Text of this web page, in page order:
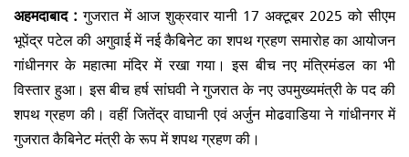
अहमदाबाद : गुजरात में आज शुक्रवार यानी 17 अक्टूबर 2025 को सीएम
भूपेंद्र पटेल की अगुवाई में नई कैबिनेट का शपथ ग्रहण समारोह का आयोजन
गांधीनगर के महात्मा मंदिर में रखा गया। इस बीच नए मंत्रिमंडल का भी
विस्तार हुआ। इस बीच हर्ष सांघवी ने गुजरात के नए उपमुख्यमंत्री के पद की
शपथ ग्रहण की। वहीं जितेंद्र वाघानी एवं अर्जुन मोढवाडिया ने गांधीनगर में
गुजरात कैबिनेट मंत्री के रूप में शपथ ग्रहण की।